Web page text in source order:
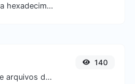
Converta texto para hexadecimal ou vice-versa para qualquer entrada de texto.
Converta facilmente arquivos de imagem GIF para JPG.
140